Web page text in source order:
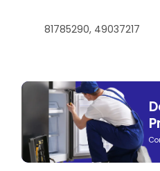
81785290, 49037217